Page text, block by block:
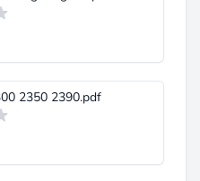
2350 2390.pdf